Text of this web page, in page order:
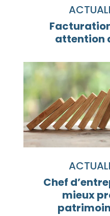
attention
Chef
mieux